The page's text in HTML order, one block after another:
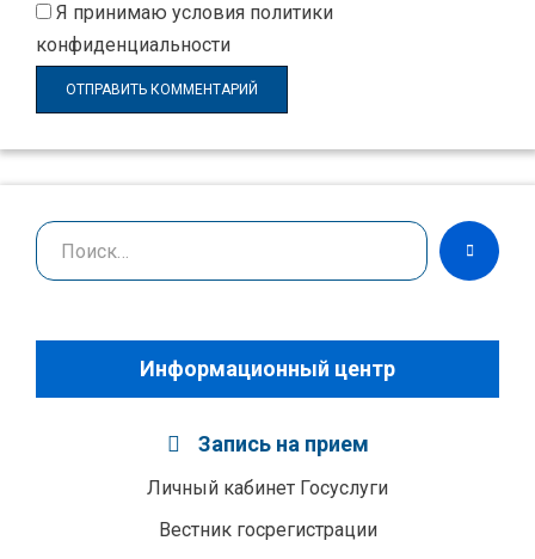
Я принимаю условия политики
конфиденциальности
Поиск
НАЙТИ
Информационный центр
Запись на прием
Личный кабинет Госуслуги
Вестник госрегистрации